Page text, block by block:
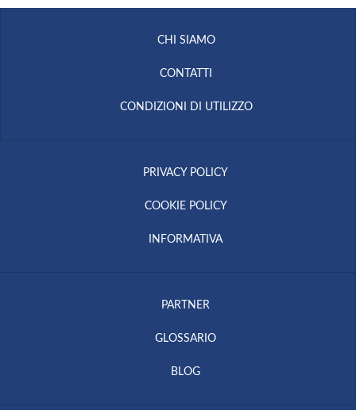
CHI SIAMO
CONTATTI
CONDIZIONI DI UTILIZZO
PRIVACY POLICY
COOKIE POLICY
INFORMATIVA
PARTNER
GLOSSARIO
BLOG